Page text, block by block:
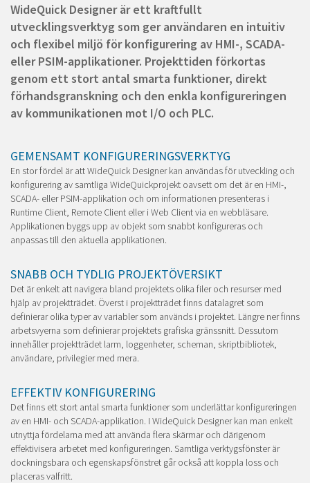
WideQuick Designer är ett kraftfullt
utvecklingsverktyg som ger användaren en intuitiv
och flexibel miljö för konfigurering av HMI-, SCADA-
eller PSIM-applikationer. Projekttiden förkortas
genom ett stort antal smarta funktioner, direkt
förhandsgranskning och den enkla konfigureringen
av kommunikationen mot I/O och PLC.
GEMENSAMT KONFIGURERINGSVERKTYG
En stor fördel är att WideQuick Designer kan användas för utveckling och
konfigurering av samtliga WideQuickprojekt oavsett om det är en HMI-,
SCADA- eller PSIM-applikation och om informationen presenteras i
Runtime Client, Remote Client eller i Web Client via en webbläsare.
Applikationen byggs upp av objekt som snabbt konfigureras och
anpassas till den aktuella applikationen.
SNABB OCH TYDLIG PROJEKTÖVERSIKT
Det är enkelt att navigera bland projektets olika filer och resurser med
hjälp av projektträdet. Överst i projektträdet finns datalagret som
definierar olika typer av variabler som används i projektet. Längre ner finns
arbetsvyerna som definierar projektets grafiska gränssnitt. Dessutom
innehåller projektträdet larm, loggenheter, scheman, skriptbibliotek,
användare, privilegier med mera.
EFFEKTIV KONFIGURERING
Det finns ett stort antal smarta funktioner som underlättar konfigureringen
av en HMI- och SCADA-applikation. I WideQuick Designer kan man enkelt
utnyttja fördelarna med att använda flera skärmar och därigenom
effektivisera arbetet med konfigureringen. Samtliga verktygsfönster är
dockningsbara och egenskapsfönstret går också att koppla loss och
placeras valfritt.